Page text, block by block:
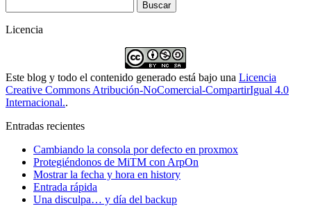
Licencia
Este blog y todo el contenido generado está bajo una Licencia
Creative Commons Atribución-NoComercial-CompartirIgual 4.0
Internacional..
Entradas recientes
Cambiando la consola por defecto en proxmox
Protegiéndonos de MiTM con ArpOn
Mostrar la fecha y hora en history
Entrada rápida
Una disculpa… y día del backup